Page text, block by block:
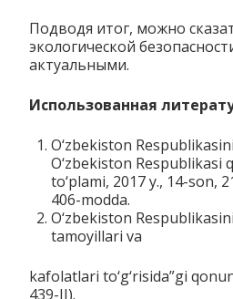
Подводя итог, можно
экологической
актуальными.
Использованная
O‘zbekiston
O‘zbekiston Respublikasi
to‘plami, 2017 y., 14-son,
406-modda.
O‘zbekiston
tamoyillari va
kafolatlari to‘g‘risida”gi
439-II).